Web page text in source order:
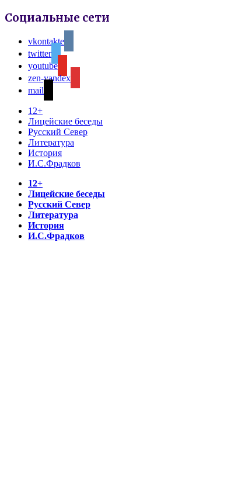
Социальные сети
vkontakte
twitter
youtube
zen-yandex
mail
12+
Лицейские беседы
Русский Север
Литература
История
И.С.Фрадков
12+
Лицейские беседы
Русский Север
Литература
История
И.С.Фрадков